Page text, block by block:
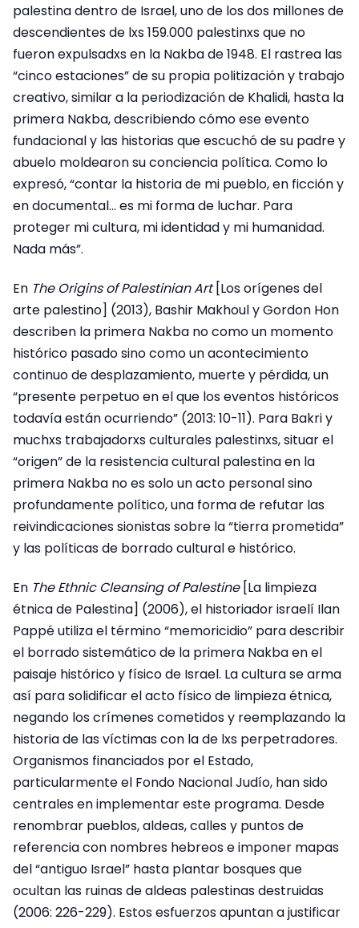
palestina dentro de Israel, uno de los dos millones de
descendientes de lxs 159.000 palestinxs que no
fueron expulsadxs en la Nakba de 1948. El rastrea las
“cinco estaciones” de su propia politización y trabajo
creativo, similar a la periodización de Khalidi, hasta la
primera Nakba, describiendo cómo ese evento
fundacional y las historias que escuchó de su padre y
abuelo moldearon su conciencia política. Como lo
expresó, “contar la historia de mi pueblo, en ficción y
en documental… es mi forma de luchar. Para
proteger mi cultura, mi identidad y mi humanidad.
Nada más”.
En The Origins of Palestinian Art[Los orígenes del
arte palestino] (2013), Bashir Makhoul y Gordon Hon
describen la primera Nakba no como un momento
histórico pasado sino como un acontecimiento
continuo de desplazamiento, muerte y pérdida, un
“presente perpetuo en el que los eventos históricos
todavía están ocurriendo” (2013: 10-11). Para Bakri y
muchxs trabajadorxs culturales palestinxs, situar el
“origen” de la resistencia cultural palestina en la
primera Nakba no es solo un acto personal sino
profundamente político, una forma de refutar las
reivindicaciones sionistas sobre la “tierra prometida”
y las políticas de borrado cultural e histórico.
En The Ethnic Cleansing of Palestine[La limpieza
étnica de Palestina] (2006), el historiador israelí Ilan
Pappé utiliza el término “memoricidio” para describir
el borrado sistemático de la primera Nakba en el
paisaje histórico y físico de Israel. La cultura se arma
así para solidificar el acto físico de limpieza étnica,
negando los crímenes cometidos y reemplazando la
historia de las víctimas con la de lxs perpetradores.
Organismos financiados por el Estado,
particularmente el Fondo Nacional Judío, han sido
centrales en implementar este programa. Desde
renombrar pueblos, aldeas, calles y puntos de
referencia con nombres hebreos e imponer mapas
del “antiguo Israel” hasta plantar bosques que
ocultan las ruinas de aldeas palestinas destruidas
(2006: 226-229). Estos esfuerzos apuntan a justificar